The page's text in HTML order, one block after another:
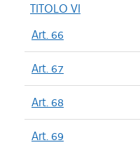
TITOLO VI
Art. 66
Art. 67
Art. 68
Art. 69